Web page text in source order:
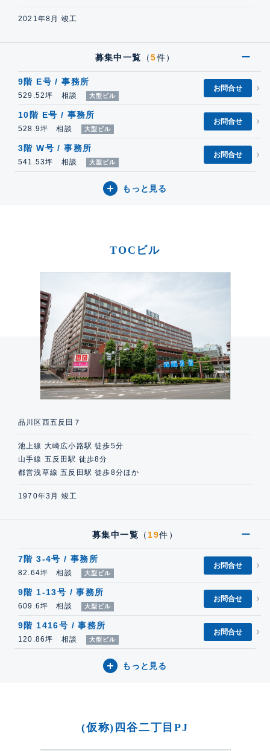
2021年8月 竣工
募集中一覧 （5件）
9階 E号 / 事務所
529.52坪 相談 大型ビル
お問合せ
10階 E号 / 事務所
528.9坪 相談 大型ビル
お問合せ
3階 W号 / 事務所
541.53坪 相談 大型ビル
お問合せ
もっと見る
TOCビル
品川区西五反田７
池上線 大崎広小路駅 徒歩5分
山手線 五反田駅 徒歩8分
都営浅草線 五反田駅 徒歩8分ほか
1970年3月 竣工
募集中一覧 （ 19件）
7階 3-4号 / 事務所
82.64坪 相談 大型ビル
お問合せ
9階 1-13号 / 事務所
609.6坪 相談 大型ビル
お問合せ
9階 1416号 / 事務所
120.86坪 相談 大型ビル
お問合せ
もっと見る
(仮称)四谷二丁目PJ